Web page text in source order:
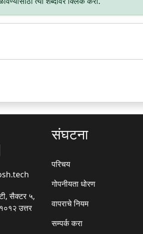
सैक्टर ५,
उत्तर
संघटना
परिचय
गोपनीयता धोरण
वापराचे नियम
सम्पर्क करा